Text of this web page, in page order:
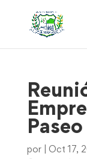
por Oct 17,